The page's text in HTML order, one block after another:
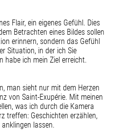
Flair, ein eigenes Gefühl. Dies
Betrachten eines Bildes sollen
erinnern, sondern das Gefühl
Situation, in der ich Sie
ich mein Ziel erreicht.
man sieht nur mit dem Herzen
von Saint-Exupérie. Mit meinen
was ich durch die Kamera
treffen: Geschichten erzählen,
lassen.